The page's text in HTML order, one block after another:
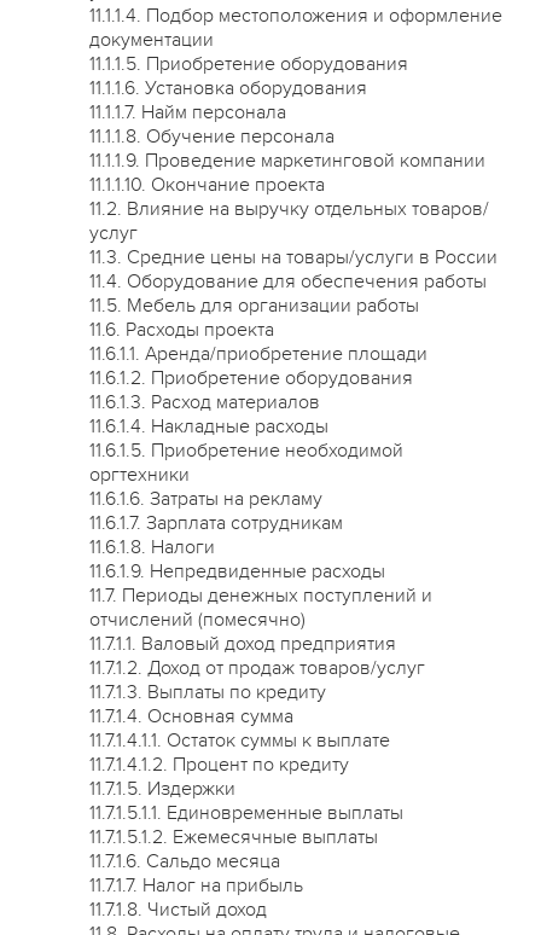
11.1.1.4. Подбор местоположения и оформление
документации
11.1.1.5. Приобретение оборудования
11.1.1.6. Установка оборудования
11.1.1.7. Найм персонала
11.1.1.8. Обучение персонала
11.1.1.9. Проведение маркетинговой компании
11.1.1.10. Окончание проекта
11.2. Влияние на выручку отдельных товаров/
услуг
11.3. Средние цены на товары/услуги в России
11.4. Оборудование для обеспечения работы
11.5. Мебель для организации работы
11.6. Расходы проекта
11.6.1.1. Аренда/приобретение площади
11.6.1.2. Приобретение оборудования
11.6.1.3. Расход материалов
11.6.1.4. Накладные расходы
11.6.1.5. Приобретение необходимой
оргтехники
11.6.1.6. Затраты на рекламу
11.6.1.7. Зарплата сотрудникам
11.6.1.8. Налоги
11.6.1.9. Непредвиденные расходы
11.7. Периоды денежных поступлений и
отчислений (помесячно)
11.7.1.1. Валовый доход предприятия
11.7.1.2. Доход от продаж товаров/услуг
11.7.1.3. Выплаты по кредиту
11.7.1.4. Основная сумма
11.7.1.4.1.1. Остаток суммы к выплате
11.7.1.4.1.2. Процент по кредиту
11.7.1.5. Издержки
11.7.1.5.1.1. Единовременные выплаты
11.7.1.5.1.2. Ежемесячные выплаты
11.7.1.6. Сальдо месяца
11.7.1.7. Налог на прибыль
11.7.1.8. Чистый доход